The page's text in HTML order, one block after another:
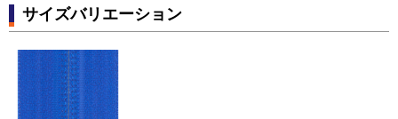
サイズバリエーション